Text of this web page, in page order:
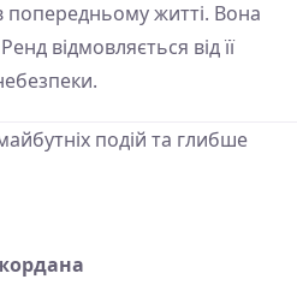
попередньому житті. Вона
відмовляється від її
подій та глибше